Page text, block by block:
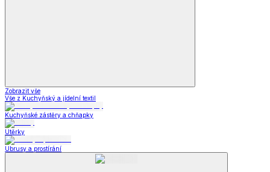
Zobrazit vše
Vše z Kuchyňský a jídelní textil
Kuchyňské zástěry a chňapky
Utěrky
Ubrusy a prostírání